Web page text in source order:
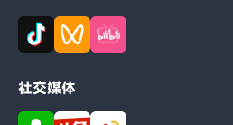
社交媒体